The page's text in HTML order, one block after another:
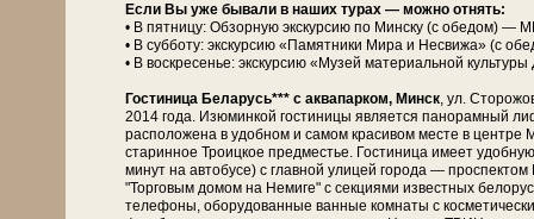
Если Вы уже бывали в наших турах — можно отнять:
• В пятницу: Обзорную экскурсию по Минску (с обедом) —
• В субботу: экскурсию «Памятники Мира и Несвижа» (с
• В воскресенье: экскурсию «Музей материальной
Гостиница Беларусь*** с аквапарком, Минск, ул.
2014 года. Изюминкой гости­ни­цы является панорамный
расположена в удобном и самом красивом месте в центре
старинное Троицкое предместье. Гостиница имеет
минут на автобусе) с главной улицей города —
"Торговым домом на Немиге" с секциями известных
телефоны, оборудованные ванные комнаты с